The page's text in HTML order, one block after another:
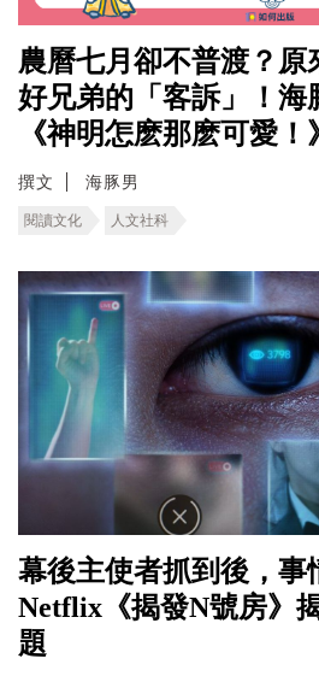
農曆七月卻不普渡？原
好兄弟的「客訴」！海
《神明怎麽那麽可愛！
撰文 海豚男
閱讀文化 人文社科
幕後主使者抓到後，事
Netflix《揭發N號房》
題